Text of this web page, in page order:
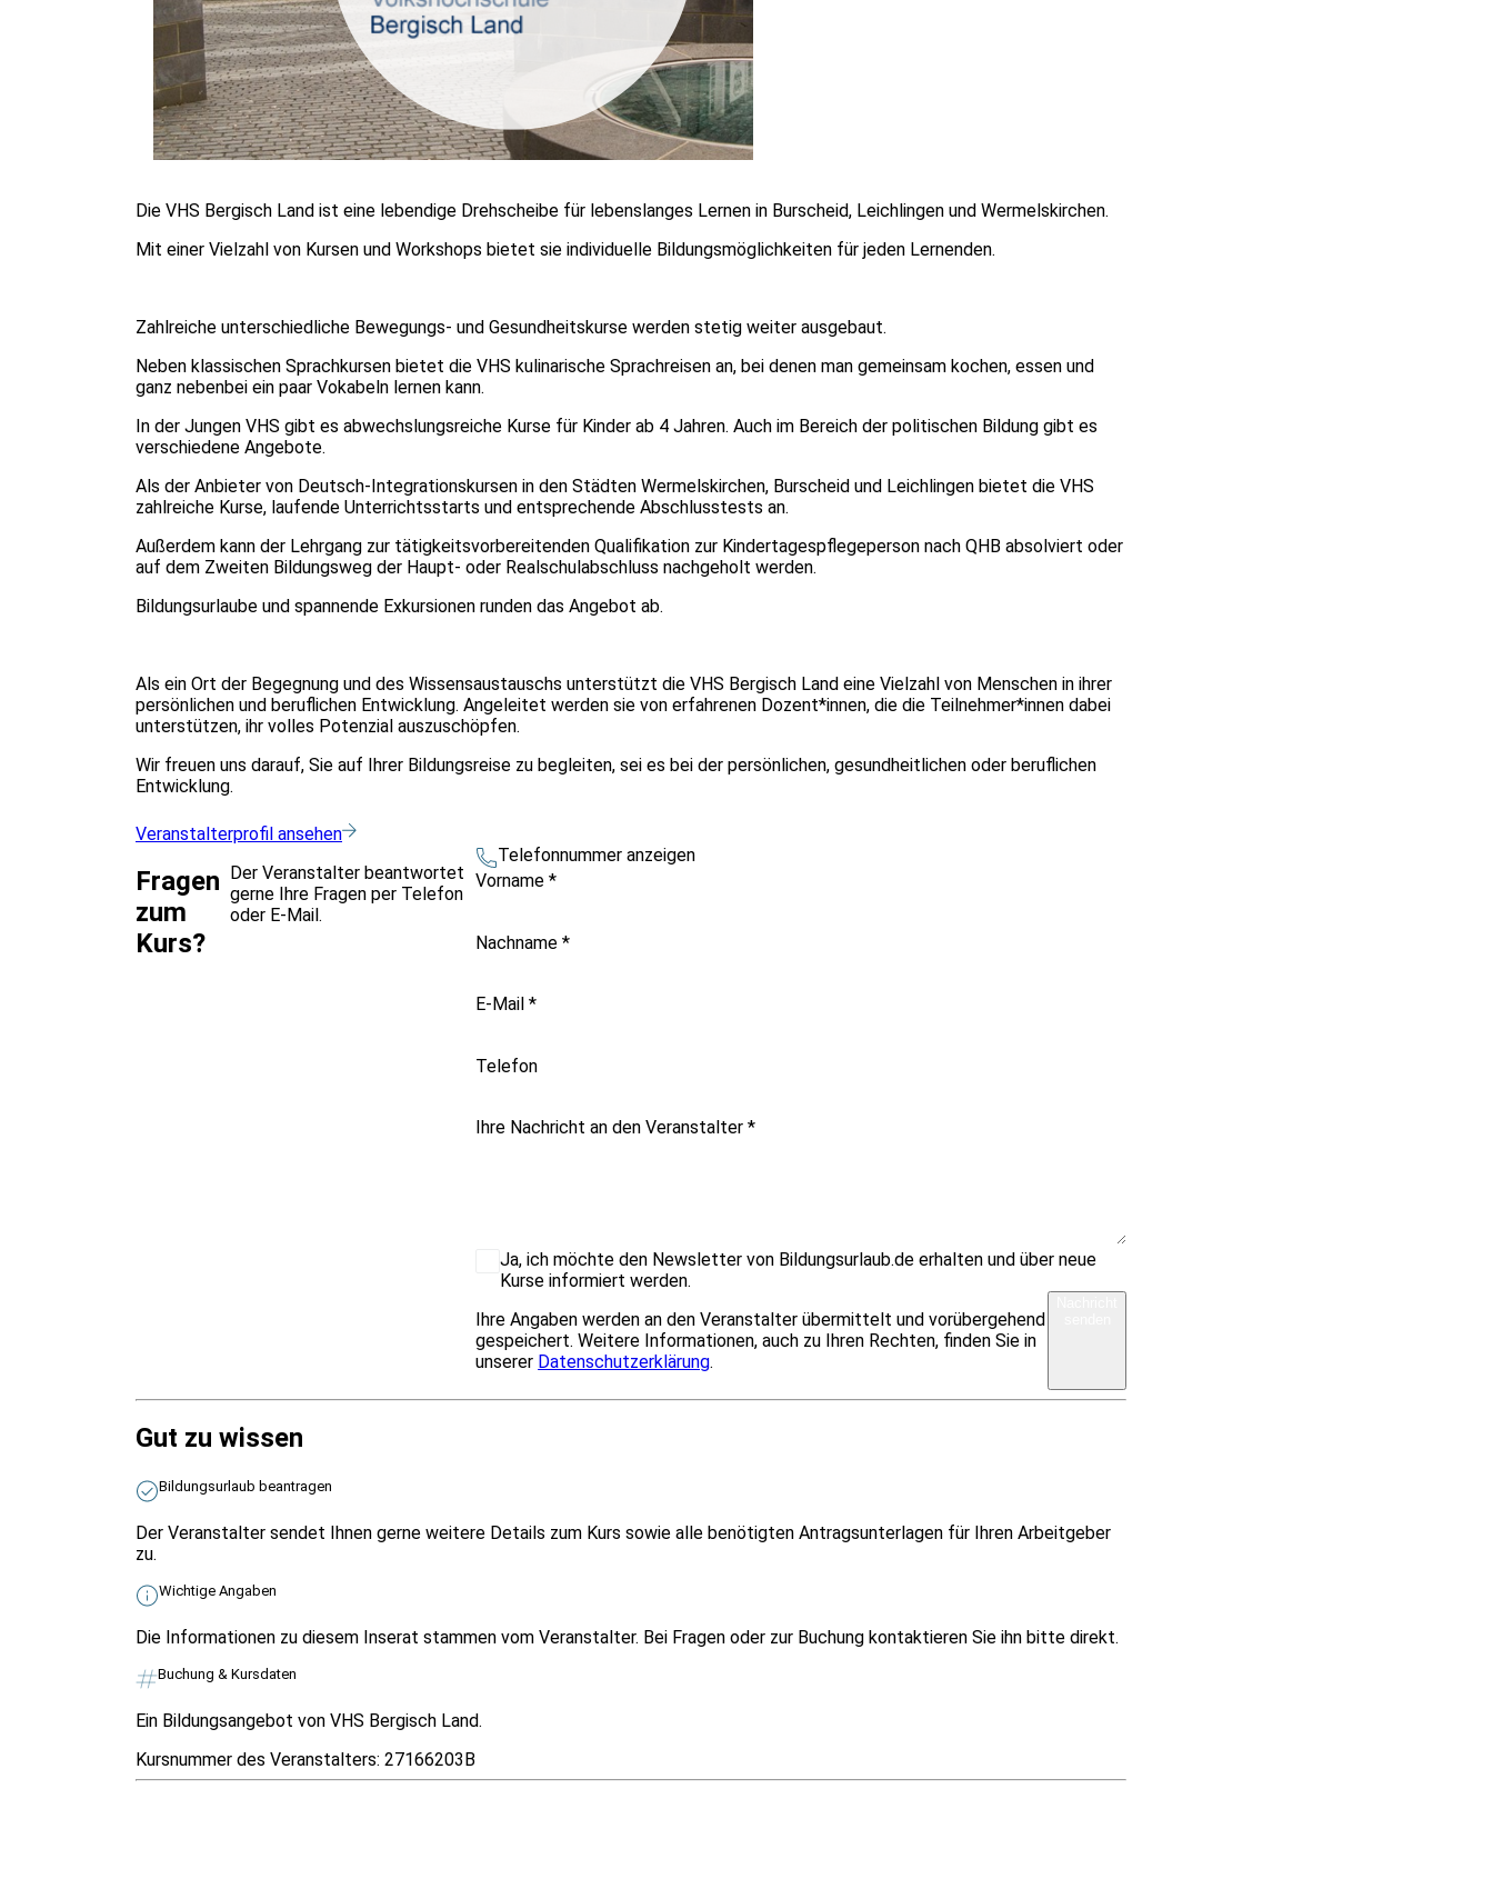
Die VHS Bergisch Land ist eine lebendige Drehscheibe für lebenslanges Lernen in Burscheid, Leichlingen und Wermelskirchen.
Mit einer Vielzahl von Kursen und Workshops bietet sie individuelle Bildungsmöglichkeiten für jeden Lernenden.
Zahlreiche unterschiedliche Bewegungs- und Gesundheitskurse werden stetig weiter ausgebaut.
Neben klassischen Sprachkursen bietet die VHS kulinarische Sprachreisen an, bei denen man gemeinsam kochen, essen und
ganz nebenbei ein paar Vokabeln lernen kann.
In der Jungen VHS gibt es abwechslungsreiche Kurse für Kinder ab 4 Jahren. Auch im Bereich der politischen Bildung gibt es
verschiedene Angebote.
Als der Anbieter von Deutsch-Integrationskursen in den Städten Wermelskirchen, Burscheid und Leichlingen bietet die VHS
zahlreiche Kurse, laufende Unterrichtsstarts und entsprechende Abschlusstests an.
Außerdem kann der Lehrgang zur tätigkeitsvorbereitenden Qualifikation zur Kindertagespflegeperson nach QHB absolviert oder
auf dem Zweiten Bildungsweg der Haupt- oder Realschulabschluss nachgeholt werden.
Bildungsurlaube und spannende Exkursionen runden das Angebot ab.
Als ein Ort der Begegnung und des Wissensaustauschs unterstützt die VHS Bergisch Land eine Vielzahl von Menschen in ihrer
persönlichen und beruflichen Entwicklung. Angeleitet werden sie von erfahrenen Dozent*innen, die die Teilnehmer*innen dabei
unterstützen, ihr volles Potenzial auszuschöpfen.
Wir freuen uns darauf, Sie auf Ihrer Bildungsreise zu begleiten, sei es bei der persönlichen, gesundheitlichen oder beruflichen
Entwicklung.
Veranstalterprofil ansehen
Fragen
zum
Kurs?
Der Veranstalter beantwortet
gerne Ihre Fragen per Telefon
oder E-Mail.
Telefonnummer anzeigen
Vorname*
Nachname*
E-Mail*
Telefon
Ihre Nachricht an den Veranstalter*
Ja, ich möchte den Newsletter von Bildungsurlaub.de erhalten und über neue
Kurse informiert werden.
Ihre Angaben werden an den Veranstalter übermittelt und vorübergehend
gespeichert. Weitere Informationen, auch zu Ihren Rechten, finden Sie in
unserer Datenschutzerklärung.
Gut zu wissen
Bildungsurlaub beantragen
Der Veranstalter sendet Ihnen gerne weitere Details zum Kurs sowie alle benötigten Antragsunterlagen für Ihren Arbeitgeber
zu.
Wichtige Angaben
Die Informationen zu diesem Inserat stammen vom Veranstalter. Bei Fragen oder zur Buchung kontaktieren Sie ihn bitte direkt.
Buchung & Kursdaten
Ein Bildungsangebot von VHS Bergisch Land.
Kursnummer des Veranstalters: 27166203B